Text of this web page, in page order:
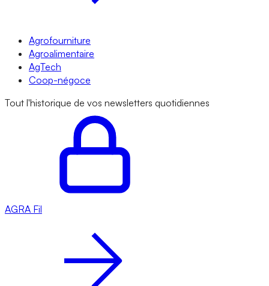
Agrofourniture
Agroalimentaire
AgTech
Coop-négoce
Tout l'historique de vos newsletters quotidiennes
AGRA Fil